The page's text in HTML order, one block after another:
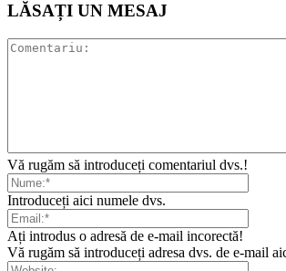
LĂSAȚI UN MESAJ
Vă rugăm să introduceți comentariul dvs.!
Introduceți aici numele dvs.
Ați introdus o adresă de e-mail incorectă!
Vă rugăm să introduceți adresa dvs. de e-mail